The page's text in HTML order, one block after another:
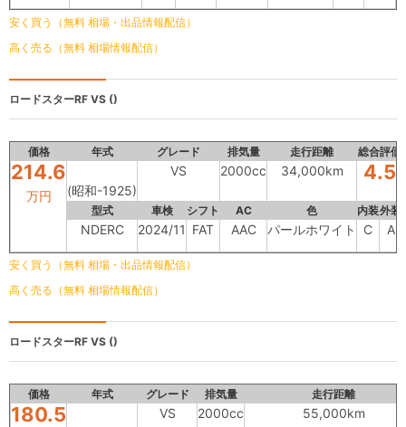
安く買う（無料 相場・出品情報配信）
高く売る（無料 相場情報配信）
ロードスターRF VS ()
価格 年式 グレード 排気量 走行距離 総合評価
214.6
万円 (昭和-1925)
VS 2000cc 34,000km 4.5
型式 車検 シフト AC 色 内装外装
NDERC 2024/11 FAT AAC パールホワイト C A
安く買う（無料 相場・出品情報配信）
高く売る（無料 相場情報配信）
ロードスターRF VS ()
価格 年式 グレード 排気量 走行距離
180.5 VS 2000cc 55,000km